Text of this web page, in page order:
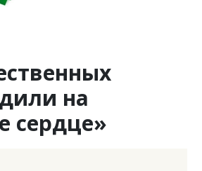
на
сердце»